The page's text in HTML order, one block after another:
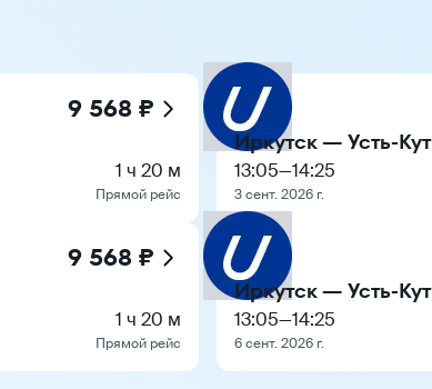
9 568 ₽
1 ч 20 м
Прямой рейс
9 568 ₽
1 ч 20 м
Прямой рейс
Иркутск — Усть-Кут
13:05—14:25
3 сент. 2026 г.
Иркутск — Усть-Кут
13:05—14:25
6 сент. 2026 г.